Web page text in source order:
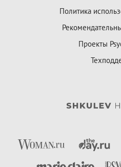
Политика
Проекты